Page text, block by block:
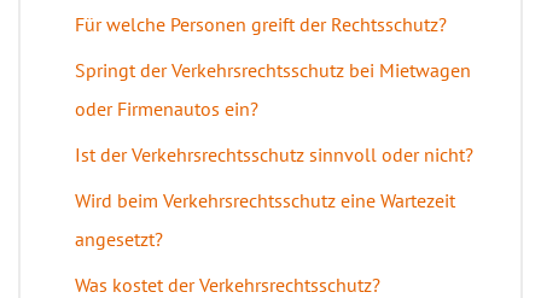
Für welche Personen greift der Rechtsschutz?
Springt der Verkehrsrechtsschutz bei Mietwagen
oder Firmenautos ein?
Ist der Verkehrsrechtsschutz sinnvoll oder nicht?
Wird beim Verkehrsrechtsschutz eine Wartezeit
angesetzt?
Was kostet der Verkehrsrechtsschutz?